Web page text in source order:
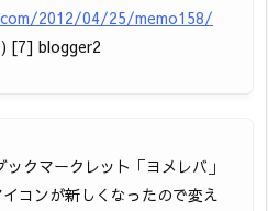
2012/04/25/memo158/
) [7] blogger2
クマークレット「ヨメレバ」
コンが新しくなったので変え